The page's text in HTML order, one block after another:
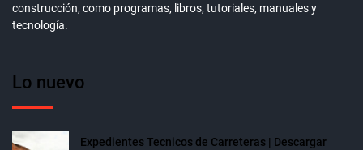
construcción, como programas, libros, tutoriales, manuales y
tecnología.
Lo nuevo
Expedientes Tecnicos de Carreteras | Descargar